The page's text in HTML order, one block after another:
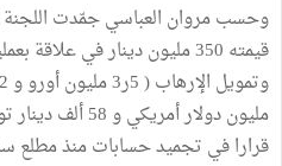
وحسب مروان العباسي جمّدت اللجنة
قيمته 350 مليون دينار في
قرارا في تجميد حسابات منذ مطلع سنة